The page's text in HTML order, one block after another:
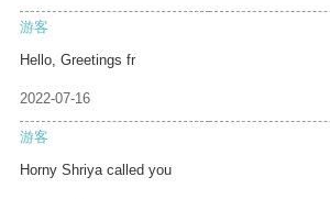
游客
Hello, Greetings fr
2022-07-16
游客
Horny Shriya called you